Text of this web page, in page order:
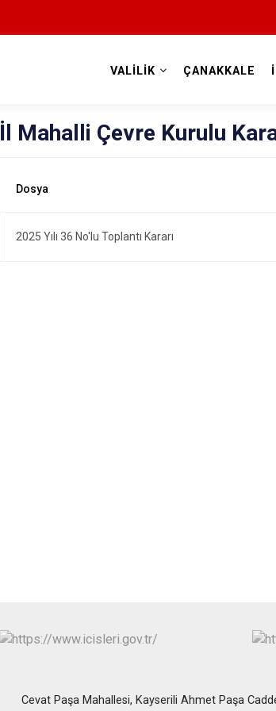
VALİLİK ÇANAKKALE
İl Mahalli Çevre Kurulu
2025 Yılı 36 No'lu Toplantı Kararı
Cevat Paşa Mahallesi, Kayserili Ahmet Paşa